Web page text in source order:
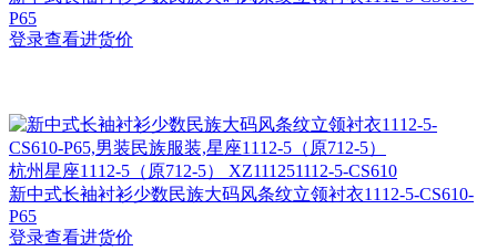
P65
登录查看进货价
杭州星座1112-5（原712-5） XZ111251112-5-CS610
新中式长袖衬衫少数民族大码风条纹立领衬衣1112-5-CS610-
P65
登录查看进货价